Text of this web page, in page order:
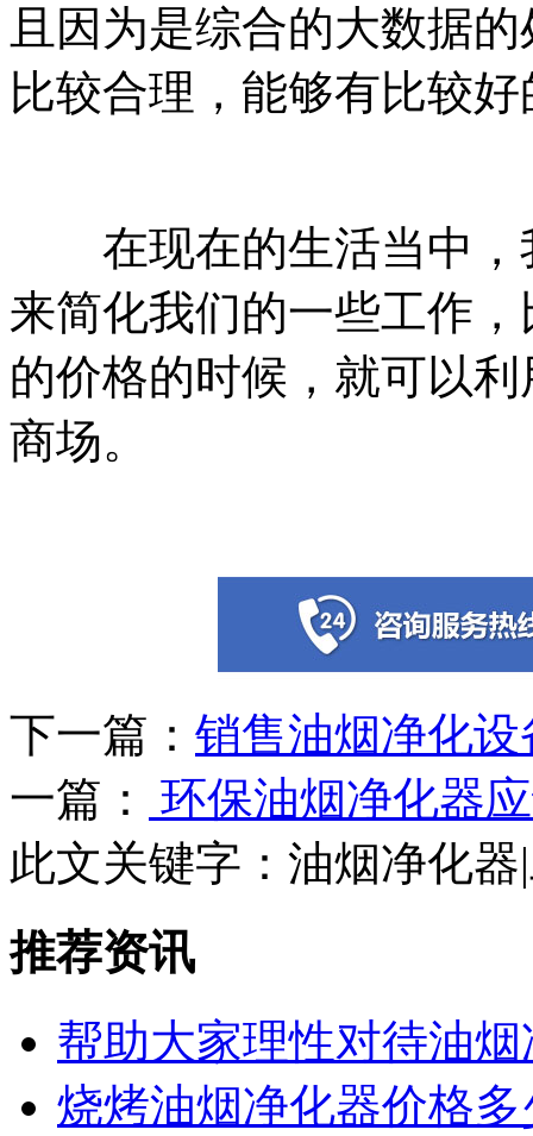
且因为是综合的大数据
比较合理，能够有比较
在现在的生活当中，
来简化我们的一些工作
的价格的时候，就可以
商场。
下一篇： 销售油烟净化
一篇：
环保油烟净化器
此文关键字： 油烟净化
推荐资讯
帮助大家理性对待油
烧烤油烟净化器价格